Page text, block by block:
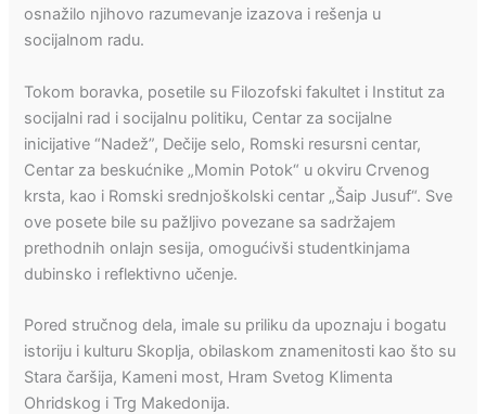
osnažilo njihovo razumevanje izazova i rešenja u
socijalnom radu.
Tokom boravka, posetile su Filozofski fakultet i Institut za
socijalni rad i socijalnu politiku, Centar za socijalne
inicijative “Nadež”, Dečije selo, Romski resursni centar,
Centar za beskućnike „Momin Potok“ u okviru Crvenog
krsta, kao i Romski srednjoškolski centar „Šaip Jusuf“. Sve
ove posete bile su pažljivo povezane sa sadržajem
prethodnih onlajn sesija, omogućivši studentkinjama
dubinsko i reflektivno učenje.
Pored stručnog dela, imale su priliku da upoznaju i bogatu
istoriju i kulturu Skoplja, obilaskom znamenitosti kao što su
Stara čaršija, Kameni most, Hram Svetog Klimenta
Ohridskog i Trg Makedonija.